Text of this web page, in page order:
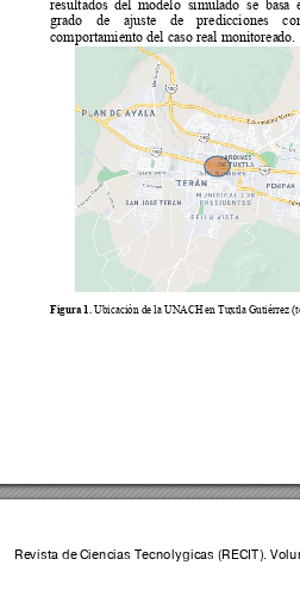
grado
de ajuste de predicciones
comportamiento del caso real monitoreado.
Figura 1. Ubicación de la UNACH en Tuxtla Gutiérrez
Revista de Ciencias Tecnológicas (RECIT).